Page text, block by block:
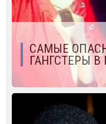
САМЫЕ
ГАНГСТЕРЫ